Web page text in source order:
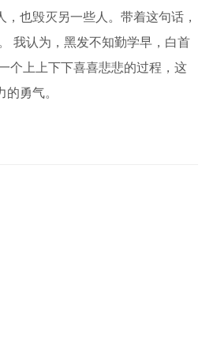
也毁灭另一些人。带着这句话，
我认为，黑发不知勤学早，白首
个上上下下喜喜悲悲的过程，这
勇气。